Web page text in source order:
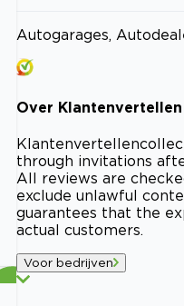
Autogarages,
Over Klantenvertellen
Klantenvertellen
through invitations
All reviews are
exclude unlawful
guarantees that the
actual customers.
Voor bedrijven